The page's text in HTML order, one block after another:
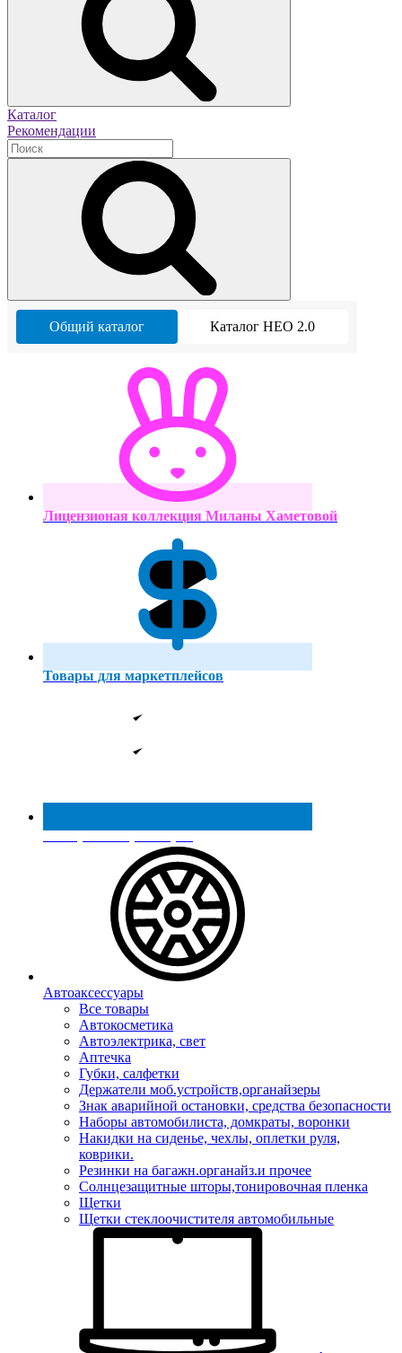
Каталог
Рекомендации
Общий каталог Каталог НЕО 2.0
Лицензионая коллекция Миланы Хаметовой
Товары для маркетплейсов
Реестр МинПромТорга
Автоаксессуары
Все товары
Автокосметика
Автоэлектрика, свет
Аптечка
Губки, салфетки
Держатели моб.устройств,органайзеры
Знак аварийной остановки, средства безопасности
Наборы автомобилиста, домкраты, воронки
Накидки на сиденье, чехлы, оплетки руля,
коврики.
Резинки на багажн.органайз.и прочее
Солнцезащитные шторы,тонировочная пленка
Щетки
Щетки стеклоочистителя автомобильные